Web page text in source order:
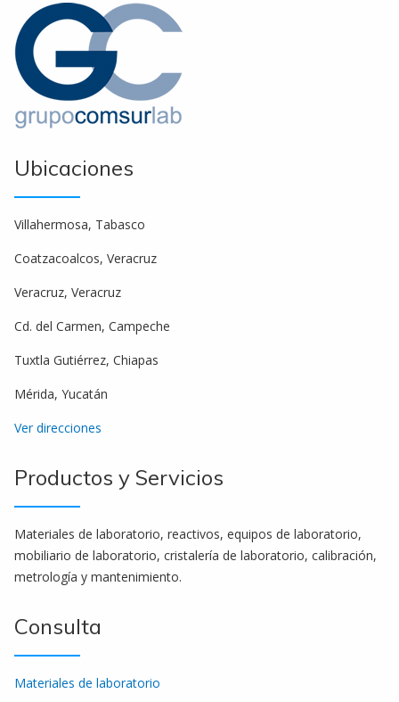
Ubicaciones
Villahermosa, Tabasco
Coatzacoalcos, Veracruz
Veracruz, Veracruz
Cd. del Carmen, Campeche
Tuxtla Gutiérrez, Chiapas
Mérida, Yucatán
Ver direcciones
Productos y Servicios
Materiales de laboratorio, reactivos, equipos de laboratorio,
mobiliario de laboratorio, cristalería de laboratorio, calibración,
metrología y mantenimiento.
Consulta
Materiales de laboratorio